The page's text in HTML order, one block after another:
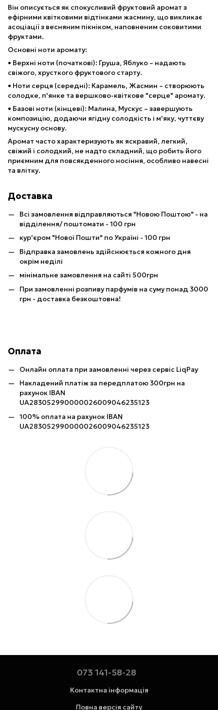
Він описується як спокусливий фруктовий аромат з
ефірними квітковими відтінками жасмину, що викликає
асоціації з весняним пікніком, наповненим соковитими
фруктами.
Основні ноти аромату:
• Верхні ноти (початкові): Груша, Яблуко – надають
свіжого, хрусткого фруктового старту.
• Ноти серця (середні): Карамель, Жасмин – створюють
солодке, п'янке та вершково-квіткове "серце" аромату.
• Базові ноти (кінцеві): Малина, Мускус – завершують
композицію, додаючи ягідну солодкість і м'яку, чуттєву
мускусну основу.
Аромат часто характеризують як яскравий, легкий,
свіжий і солодкий, не надто складний, що робить його
приємним для повсякденного носіння, особливо навесні
та влітку.
Доставка
Всі замовлення відправляються "Новою Поштою" - на
відділення/ поштомати - 100 грн
кур'єром "Нової Пошти" по Україні - 100 грн
Відправка замовлень здійснюється кожного дня
окрім неділі
мінімальне замовлення на сайті 500грн
При замовленні розпиву парфумів на суму понад 3000
грн - доставка безкоштовна!
Оплата
Онлайн оплата при замовленні через сервіс LiqPay
Накладений платіж за передплатою 300грн на
рахунок IBAN
UA283052990000026009046235123
100% оплата на рахунок IBAN
UA283052990000026009046235123
073 141-58-28
Контактна інформація
Повна версія сайту